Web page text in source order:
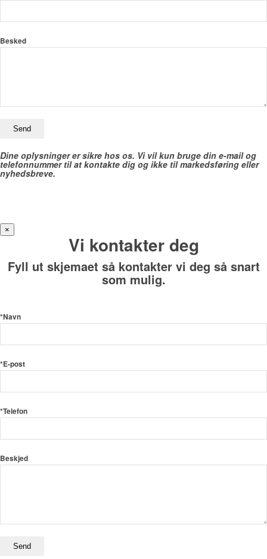
Besked
Dine oplysninger er sikre hos os. Vi vil kun bruge din e-mail og
telefonnummer til at kontakte dig og ikke til markedsføring eller
nyhedsbreve.
×
Vi kontakter deg
Fyll ut skjemaet så kontakter vi deg så snart
som mulig.
*Navn
*E-post
*Telefon
Beskjed